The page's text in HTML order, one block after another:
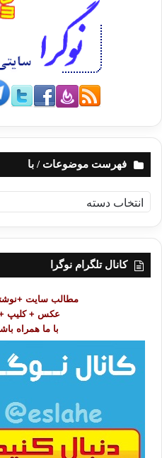
فهرست موضوعات / با
ه
ر
کانال تلگرام نوگرا
مطالب سایت
عکس + کلیپ
با ما همراه